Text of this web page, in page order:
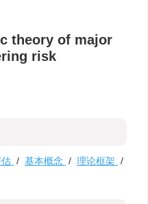
theory of major
risk
/ 基本概念 / 理论框架 /